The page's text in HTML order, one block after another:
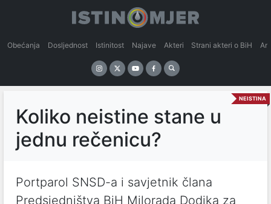
Obećanja Dosljednost Istinitost Najave Akteri Strani akteri o BiH
NEISTINA
Koliko neistine stane u
jednu rečenicu?
Portparol SNSD-a i savjetnik člana
Predsjedništva BiH Milorada Dodika za